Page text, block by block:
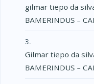
gilmar tiepo da
BAMERINDUS –
Gilmar tiepo da
BAMERINDUS –